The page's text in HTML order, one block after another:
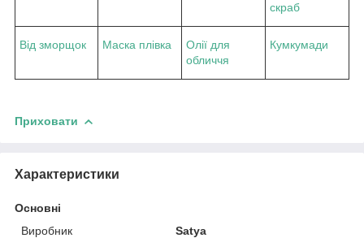
скраб
Від зморщок Маска плівка
Олії для
обличчя
Кумкумади
Приховати
Характеристики
Основні
Виробник
Satya